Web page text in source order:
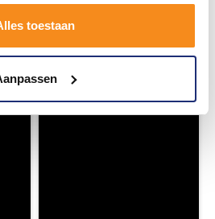
toestaan
met #mijndroombadkamer
Samen bouwen we een
vol met unieke
Doe je mee?